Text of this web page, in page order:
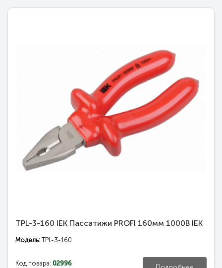
TPL-3-160 IEK Пассатижи PROFI 160мм 1000В IEK
Модель:TPL-3-160
Код товара: 02996